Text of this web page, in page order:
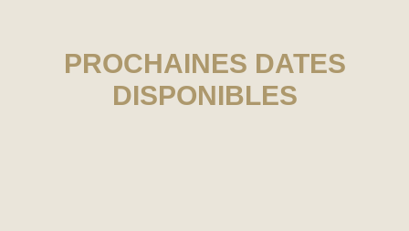
PROCHAINES DATES
DISPONIBLES